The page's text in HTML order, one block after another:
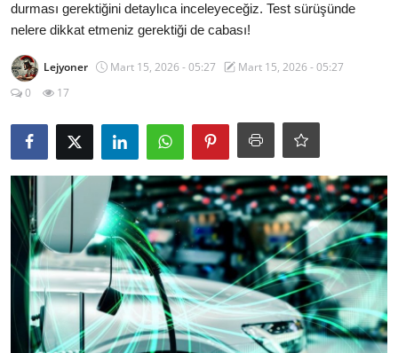
Paketler
Karşılaştırmalar
Kronik Sorunlar
Bakım & Arıza Çözümleri
Muayene & Emisyon
Trafik Cezaları & Mevzuat
Ehliyet & Ruhsat İşlemleri
Sigorta & Kasko
durması gerektiğini detaylıca inceleyeceğiz. Test sürüşünde
nelere dikkat etmeniz gerektiği de cabası!
Lejyoner Mart 15, 2026 - 05:27
Mart 15, 2026 - 05:27
0
17